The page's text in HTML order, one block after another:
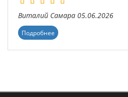
Виталий Самара 05.06.2026
Подробнее